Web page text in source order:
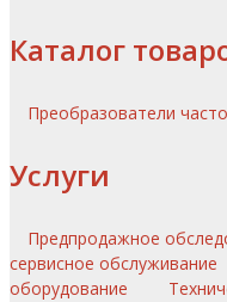
Каталог
Преобразователи
Услуги
Предпродажное
сервисное обслуживание
оборудование